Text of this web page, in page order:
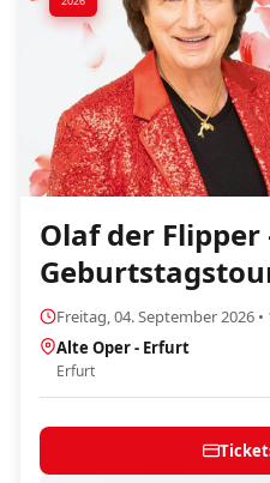
Olaf der Flipper
Freitag, 04. September 2026 •
Alte Oper - Erfurt
Erfurt